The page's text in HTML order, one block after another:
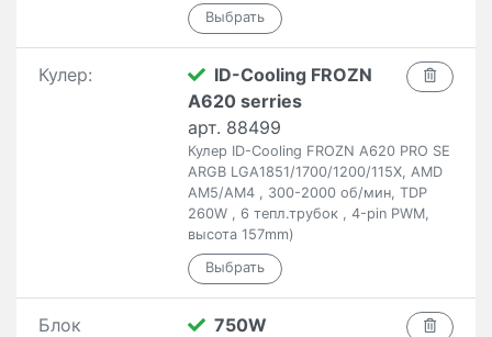
Кулер:
ID-Cooling FROZN
A620 serries
арт. 88499
Кулер ID-Cooling FROZN A620 PRO SE
ARGB LGA1851/1700/1200/115X, AMD
AM5/AM4 , 300-2000 об/мин, TDP
260W , 6 тепл.трубок , 4-pin PWM,
высота 157mm)
Блок
750W